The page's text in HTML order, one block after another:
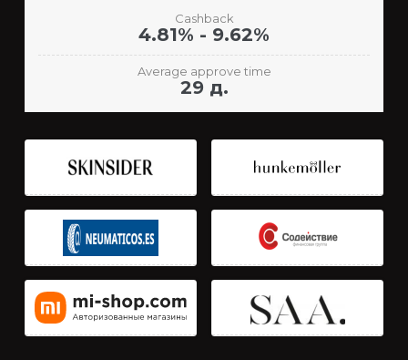
Cashback
4.81% - 9.62%
Average approve time
29 д.